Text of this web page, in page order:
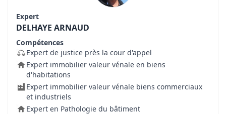
Expert
DELHAYE ARNAUD
Compétences
Expert de justice près la cour d'appel
Expert immobilier valeur vénale en biens
d'habitations
Expert immobilier valeur vénale biens commerciaux
et industriels
Expert en Pathologie du bâtiment